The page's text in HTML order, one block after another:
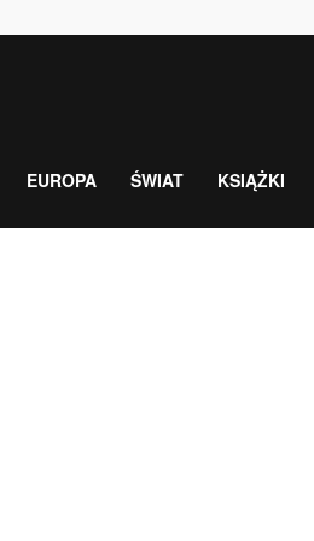
EUROPA ŚWIAT KSIĄŻKI